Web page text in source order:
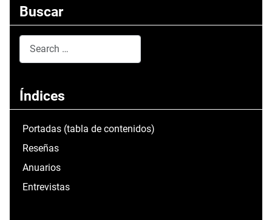
Buscar
Índices
Portadas (tabla de contenidos)
Reseñas
Anuarios
Entrevistas